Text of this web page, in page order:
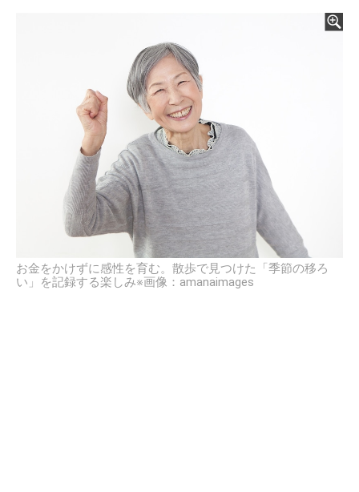
お金をかけずに感性を育む。散歩で見つけた「季節の移ろ
い」を記録する楽しみ※画像：amanaimages